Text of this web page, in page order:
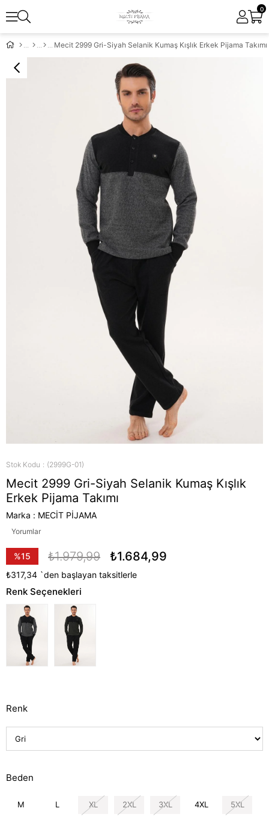
0
Mecit 2999 Gri-Siyah Selanik Kumaş Kışlık Erkek Pijama Takımı
Stok Kodu (2999G-01)
Mecit 2999 Gri-Siyah Selanik Kumaş Kışlık
Erkek Pijama Takımı
Marka : MECİT PİJAMA
Yorumlar
%15
İndirim
₺1.979,99 ₺1.684,99
₺317,34 `den başlayan taksitlerle
Renk Seçenekleri
Renk
Beden
M L XL 2XL 3XL 4XL 5XL